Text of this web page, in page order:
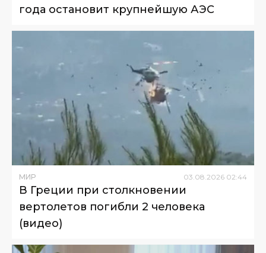
года остановит крупнейшую АЭС
МИР 03 08 2026 02:44
В Греции при столкновении
вертолетов погибли 2 человека
(видео)